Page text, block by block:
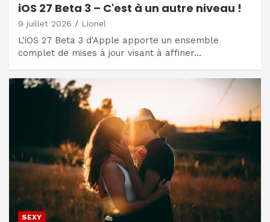
iOS 27 Beta 3 – C'est à un autre niveau !
9 juillet 2026 Lionel
L'iOS 27 Beta 3 d'Apple apporte un ensemble
complet de mises à jour visant à affiner…
SEXY